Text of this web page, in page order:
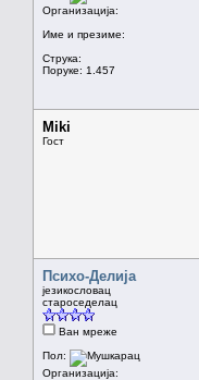
Организација:
Име и презиме:
Струка:
Поруке: 1.457
Miki
Гост
Психо-Делија
језикословац
староседелац
Ван мреже
Пол:
Организација: